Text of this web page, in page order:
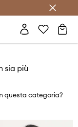
sia più
questa categoria?